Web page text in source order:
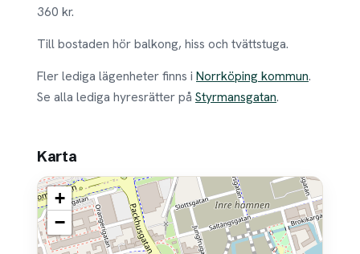
360 kr.
Till bostaden hör balkong, hiss och tvättstuga.
Fler lediga lägenheter finns i Norrköping kommun.
Se alla lediga hyresrätter på Styrmansgatan.
Karta
+
−